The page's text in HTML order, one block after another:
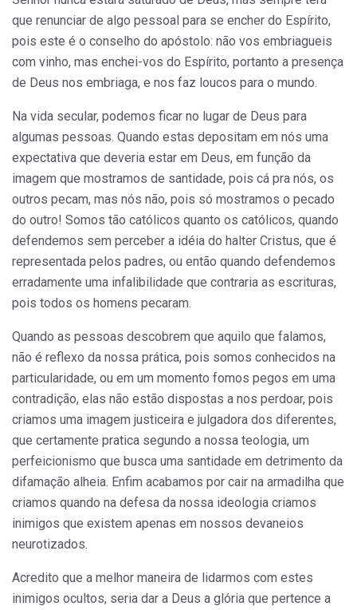
que renunciar de algo pessoal para se encher do Espírito,
pois este é o conselho do apóstolo: não vos embriagueis
com vinho, mas enchei-vos do Espírito, portanto a presença
de Deus nos embriaga, e nos faz loucos para o mundo.
Na vida secular, podemos ficar no lugar de Deus para
algumas pessoas. Quando estas depositam em nós uma
expectativa que deveria estar em Deus, em função da
imagem que mostramos de santidade, pois cá pra nós, os
outros pecam, mas nós não, pois só mostramos o pecado
do outro! Somos tão católicos quanto os católicos, quando
defendemos sem perceber a idéia do halter Cristus, que é
representada pelos padres, ou então quando defendemos
erradamente uma infalibilidade que contraria as escrituras,
pois todos os homens pecaram.
Quando as pessoas descobrem que aquilo que falamos,
não é reflexo da nossa prática, pois somos conhecidos na
particularidade, ou em um momento fomos pegos em uma
contradição, elas não estão dispostas a nos perdoar, pois
criamos uma imagem justiceira e julgadora dos diferentes,
que certamente pratica segundo a nossa teologia, um
perfeicionismo que busca uma santidade em detrimento da
difamação alheia. Enfim acabamos por cair na armadilha que
criamos quando na defesa da nossa ideologia criamos
inimigos que existem apenas em nossos devaneios
neurotizados.
Acredito que a melhor maneira de lidarmos com estes
inimigos ocultos, seria dar a Deus a glória que pertence a